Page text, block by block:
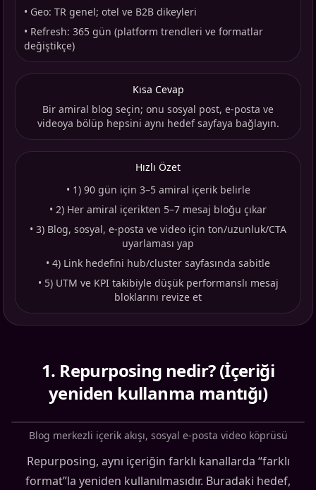
• Geo: TR genel; otel ve B2B dikeyleri
• Refresh: 365 gün (platform trendleri ve formatlar
değiştikçe)
Kısa Cevap
Bir amiral blog seçin; onu sosyal post, e-posta ve
videoya bölüp hepsini aynı hedef sayfaya bağlayın.
Hızlı Özet
• 1) 90 gün için 3–5 amiral içerik belirle
• 2) Her amiral içerikten 5–7 mesaj bloğu çıkar
• 3) Blog, sosyal, e-posta ve video için ton/uzunluk/CTA
uyarlaması yap
• 4) Link hedefini hub/cluster sayfasında sabitle
• 5) UTM ve KPI takibiyle düşük performanslı mesaj
bloklarını revize et
1. Repurposing nedir? (İçeriği
yeniden kullanma mantığı)
Blog merkezli içerik akışı, sosyal e-posta video köprüsü
Repurposing, aynı içeriğin farklı kanallarda “farklı
format”la yeniden kullanılmasıdır. Buradaki hedef,